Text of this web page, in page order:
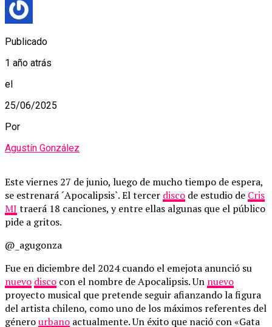
Publicado
1 año atrás
el
25/06/2025
Por
Agustín González
Este viernes 27 de junio, luego de mucho tiempo de espera,
se estrenará ´Apocalipsis`. El tercer disco de estudio de Cris
MJ traerá 18 canciones, y entre ellas algunas que el público
pide a gritos.
@_agugonza
Fue en diciembre del 2024 cuando el emejota anunció su
nuevo disco con el nombre de Apocalipsis. Un nuevo
proyecto musical que pretende seguir afianzando la figura
del artista chileno, como uno de los máximos referentes del
génerourbano actualmente. Un éxito que nació con «Gata